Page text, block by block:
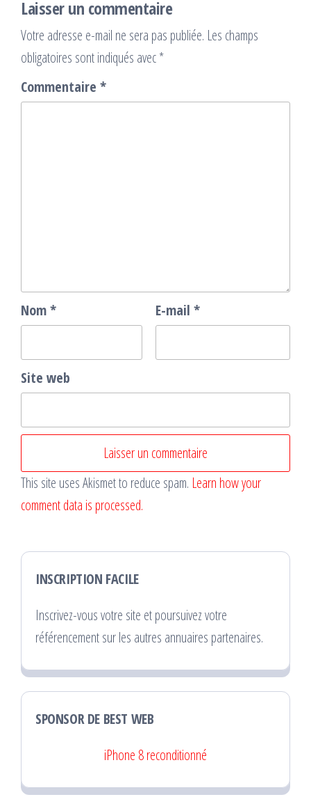
Laisser un commentaire
Votre adresse e-mail ne sera pas publiée. Les champs
obligatoires sont indiqués avec*
Commentaire *
Nom* E-mail *
Site web
This site uses Akismet to reduce spam. Learn how your
comment data is processed.
INSCRIPTION FACILE
Inscrivez-vous votre site et poursuivez votre
référencement sur les autres annuaires partenaires.
SPONSOR DE BEST WEB
iPhone 8 reconditionné